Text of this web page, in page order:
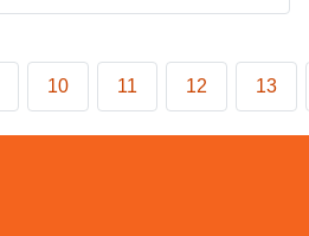
10 11 12 13